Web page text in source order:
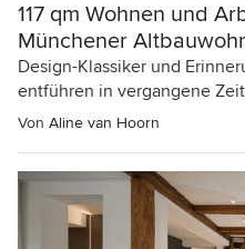
117 qm Wohnen und
Münchener
Design-Klassiker und
entführen in vergangene
Von Aline van Hoorn